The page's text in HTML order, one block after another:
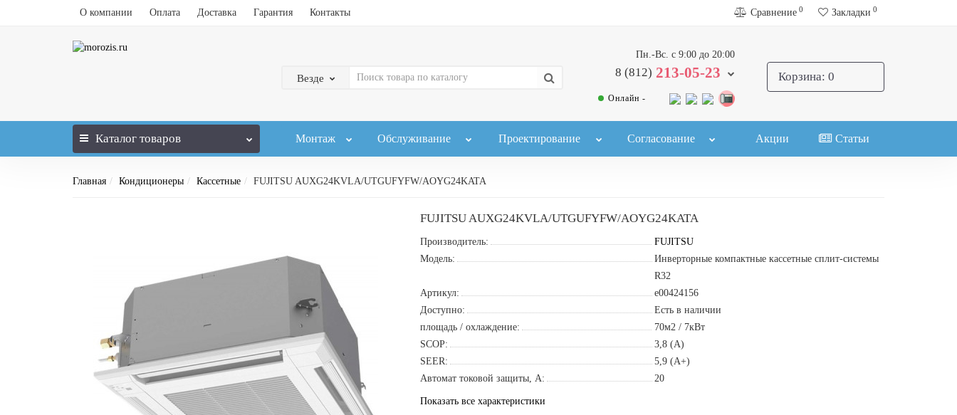
О компании Оплата Доставка Гарантия Контакты Сравнение 0 Закладки 0
Везде
Пн.-Вс. с 9:00 до 20:00
8 (812) 213-05-23
Онлайн -
Корзина: 0
Каталог товаров Монтаж Обслуживание Проектирование Согласование Акции Статьи
Главная Кондиционеры Кассетные FUJITSU AUXG24KVLA/UTGUFYFW/AOYG24KATA
FUJITSU AUXG24KVLA/UTGUFYFW/AOYG24KATA
Производитель:
FUJITSU
Модель:
Инверторные компактные кассетные сплит-системы
R32
Артикул:
e00424156
Доступно:
Есть в наличии
площадь / охлаждение:
70м2 / 7кВт
SCOP:
3,8 (A)
SEER:
5,9 (A+)
Автомат токовой защиты, A:
20
Показать все характеристики